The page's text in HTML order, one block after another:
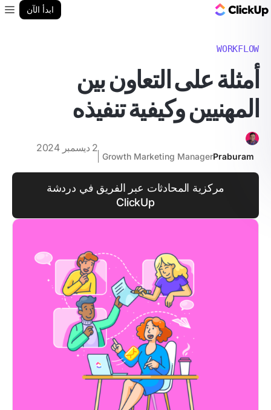
ابدأ الآن
WORKFLOW
أمثلة على التعاون بين
المهنيين وكيفية تنفيذه
Praburam
Growth Marketing Manager
2 ديسمبر 2024
مركزية المحادثات عبر الفريق في دردشة
ClickUp